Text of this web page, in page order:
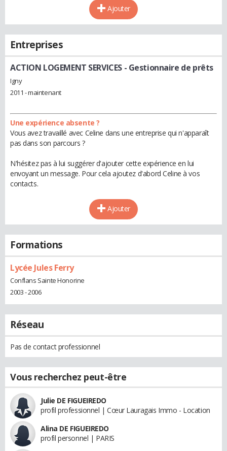
Ajouter
Entreprises
ACTION LOGEMENT SERVICES- Gestionnaire de prêts
Igny
2011 - maintenant
Une expérience absente ?
Vous avez travaillé avec Celine dans une entreprise qui n'apparaît
pas dans son parcours ?
N'hésitez pas à lui suggérer d'ajouter cette expérience en lui
envoyant un message. Pour cela ajoutez d'abord Celine à vos
contacts.
Ajouter
Formations
Lycée Jules Ferry
Conflans Sainte Honorine
2003 - 2006
Réseau
Pas de contact professionnel
Vous recherchez peut-être
Julie DE FIGUEIREDO
profil professionnel | Cœur Lauragais Immo - Location
Alina DE FIGUEIREDO
profil personnel | PARIS